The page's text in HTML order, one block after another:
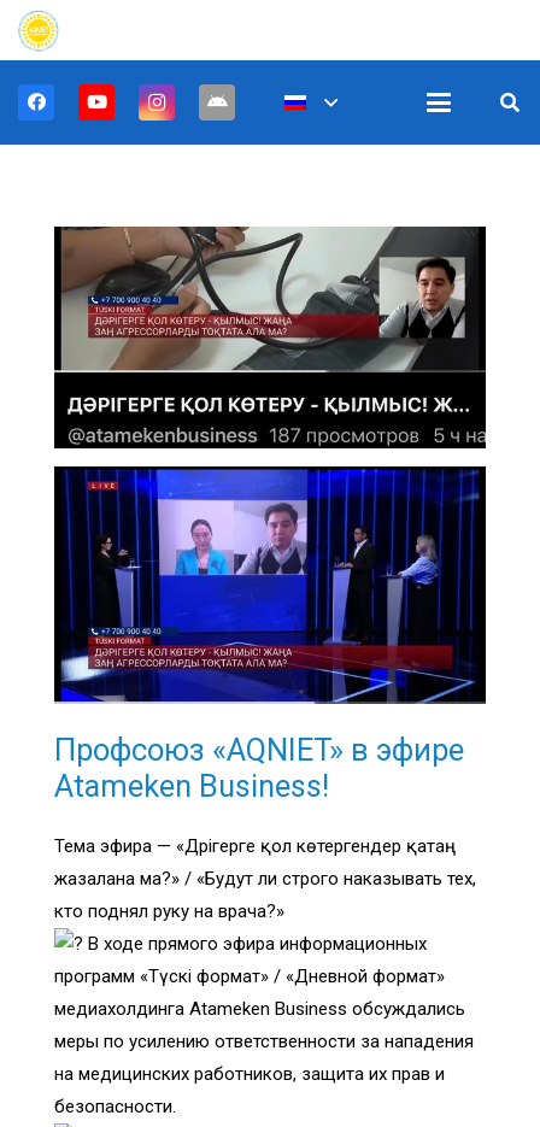
Профсоюз «AQNIET» в эфире
Atameken Business!
Тема эфира — «Дәрігерге қол көтергендер қатаң
жазалана ма?» / «Будут ли строго наказывать тех,
кто поднял руку на врача?»
В ходе прямого эфира информационных
программ «Түскі формат» / «Дневной формат»
медиахолдинга Atameken Business обсуждались
меры по усилению ответственности за нападения
на медицинских работников, защита их прав и
безопасности.